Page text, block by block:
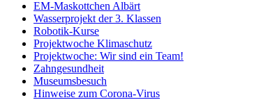
EM-Maskottchen Albärt
Wasserprojekt der 3. Klassen
Robotik-Kurse
Projektwoche Klimaschutz
Projektwoche: Wir sind ein Team!
Zahngesundheit
Museumsbesuch
Hinweise zum Corona-Virus